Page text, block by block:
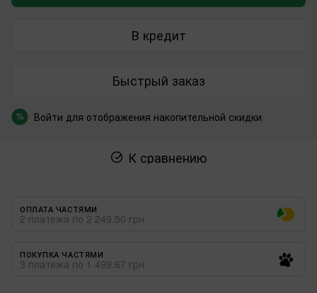
В кредит
Быстрый заказ
% Войти для отображения накопительной скидки
К сравнению
ОПЛАТА ЧАСТЯМИ
2 платежа по 2 249.50 грн
ПОКУПКА ЧАСТЯМИ
3 платежа по 1 499.67 грн